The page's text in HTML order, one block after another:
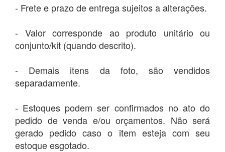
- Frete e prazo de entrega sujeitos a alterações.
- Valor corresponde ao produto unitário ou
conjunto/kit (quando descrito).
- Demais itens da foto, são vendidos
separadamente.
- Estoques podem ser confirmados no ato do
pedido de venda e/ou orçamentos. Não será
gerado pedido caso o item esteja com seu
estoque esgotado.